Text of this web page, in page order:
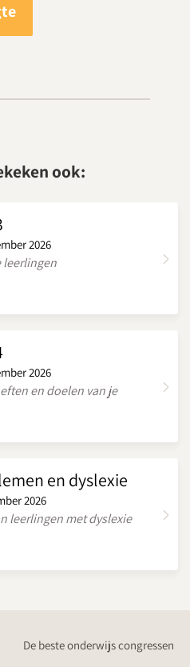
ook:
2026
leerlingen
2026
en doelen van je
en dyslexie
2026
leerlingen met dyslexie
De beste onderwijs congressen